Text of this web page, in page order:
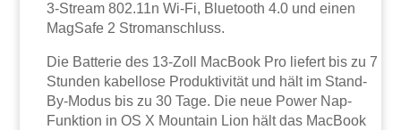
3-Stream 802.11n Wi-Fi, Bluetooth 4.0 und einen
MagSafe 2 Stromanschluss.
Die Batterie des 13-Zoll MacBook Pro liefert bis zu 7
Stunden kabellose Produktivität und hält im Stand-
By-Modus bis zu 30 Tage. Die neue Power Nap-
Funktion in OS X Mountain Lion hält das MacBook